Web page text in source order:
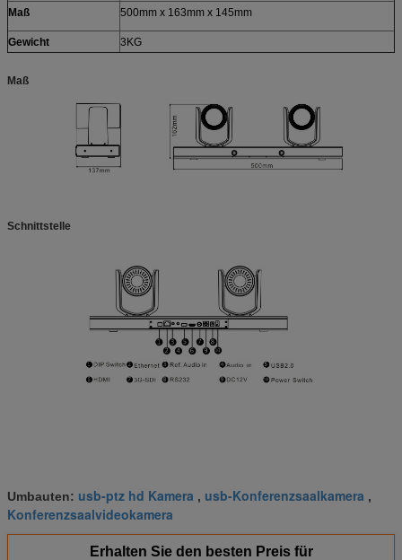
Maß 500mm x 163mm x 145mm
Gewicht 3KG
Maß
Schnittstelle
Umbauten: usb-ptz hd Kamera , usb-Konferenzsaalkamera ,
Konferenzsaalvideokamera
Erhalten Sie den besten Preis für